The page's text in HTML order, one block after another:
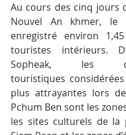
Au cours des cinq jours
Nouvel An khmer, le
enregistré environ
touristes intérieurs.
Sopheak, les
touristiques
plus attrayantes lors
Pchum Ben sont les
les sites culturels de la